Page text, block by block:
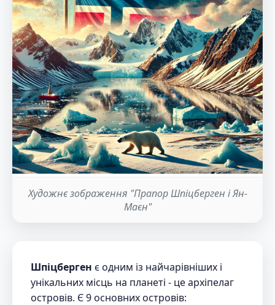
Художнє зображення "Прапор Шпіцберген і Ян-
Маєн"
Шпіцберген є одним із найчарівніших і
унікальних місць на планеті - це архіпелаг
островів. Є 9 основних островів: